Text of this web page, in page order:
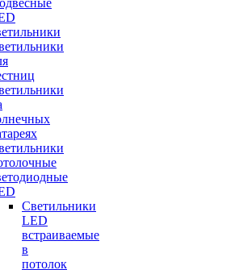
Cветильники
LED
встраиваемые
в
потолок